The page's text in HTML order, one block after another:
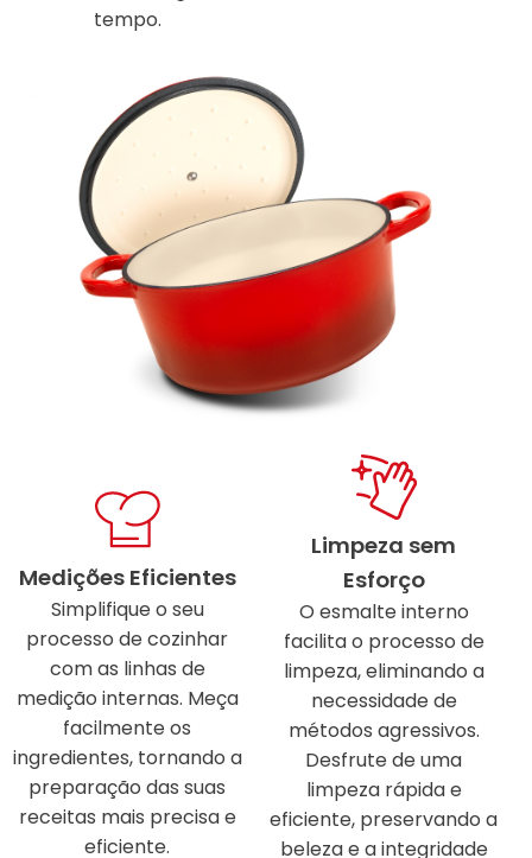
tempo.
Medições Eficientes
Simplifique o seu
processo de cozinhar
com as linhas de
medição internas. Meça
facilmente os
ingredientes, tornando a
preparação das suas
receitas mais precisa e
eficiente.
Limpeza sem
Esforço
O esmalte interno
facilita o processo de
limpeza, eliminando a
necessidade de
métodos agressivos.
Desfrute de uma
limpeza rápida e
eficiente, preservando a
beleza e a integridade